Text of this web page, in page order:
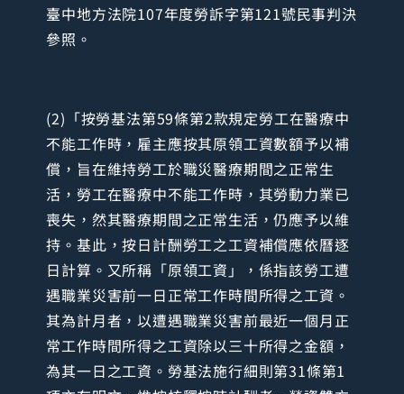
臺中地方法院107年度勞訴字第121號民事判決
參照。
(2)「按勞基法第59條第2款規定勞工在醫療中
不能工作時，雇主應按其原領工資數額予以補
償，旨在維持勞工於職災醫療期間之正常生
活，勞工在醫療中不能工作時，其勞動力業已
喪失，然其醫療期間之正常生活，仍應予以維
持。基此，按日計酬勞工之工資補償應依曆逐
日計算。又所稱「原領工資」，係指該勞工遭
遇職業災害前一日正常工作時間所得之工資。
其為計月者，以遭遇職業災害前最近一個月正
常工作時間所得之工資除以三十所得之金額，
為其一日之工資。勞基法施行細則第31條第1